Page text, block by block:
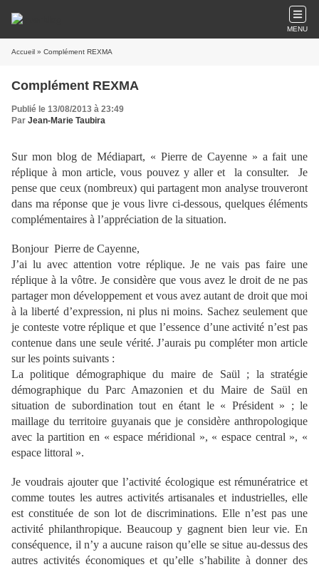
MENU
Accueil » Complément REXMA
Complément REXMA
Publié le 13/08/2013 à 23:49
Par Jean-Marie Taubira
Sur mon blog de Médiapart, « Pierre de Cayenne » a fait une
réplique à mon article, vous pouvez y aller et la consulter. Je
pense que ceux (nombreux) qui partagent mon analyse trouveront
dans ma réponse que je vous livre ci-dessous, quelques éléments
complémentaires à l’appréciation de la situation.
Bonjour Pierre de Cayenne,
J’ai lu avec attention votre réplique. Je ne vais pas faire une
réplique à la vôtre. Je considère que vous avez le droit de ne pas
partager mon développement et vous avez autant de droit que moi
à la liberté d’expression, ni plus ni moins. Sachez seulement que
je conteste votre réplique et que l’essence d’une activité n’est pas
contenue dans une seule vérité. J’aurais pu compléter mon article
sur les points suivants :
La politique démographique du maire de Saül ; la stratégie
démographique du Parc Amazonien et du Maire de Saül en
situation de subordination tout en étant le « Président » ; le
maillage du territoire guyanais que je considère anthropologique
avec la partition en « espace méridional », « espace central », «
espace littoral ».
Je voudrais ajouter que l’activité écologique est rémunératrice et
comme toutes les autres activités artisanales et industrielles, elle
est constituée de son lot de discriminations. Elle n’est pas une
activité philanthropique. Beaucoup y gagnent bien leur vie. En
conséquence, il n’y a aucune raison qu’elle se situe au-dessus des
autres activités économiques et qu’elle s’habilite à donner des